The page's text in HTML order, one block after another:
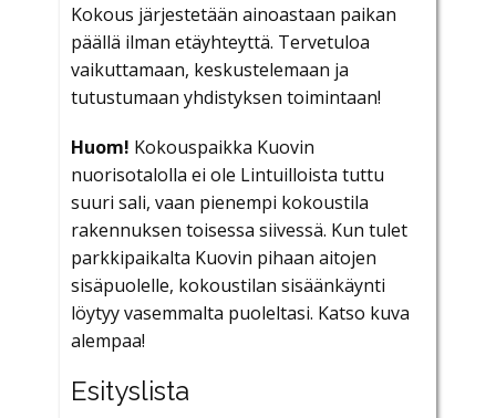
Kokous järjestetään ainoastaan paikan
päällä ilman etäyhteyttä. Tervetuloa
vaikuttamaan, keskustelemaan ja
tutustumaan yhdistyksen toimintaan!
Huom! Kokouspaikka Kuovin
nuorisotalolla ei ole Lintuilloista tuttu
suuri sali, vaan pienempi kokoustila
rakennuksen toisessa siivessä. Kun tulet
parkkipaikalta Kuovin pihaan aitojen
sisäpuolelle, kokoustilan sisäänkäynti
löytyy vasemmalta puoleltasi. Katso kuva
alempaa!
Esityslista